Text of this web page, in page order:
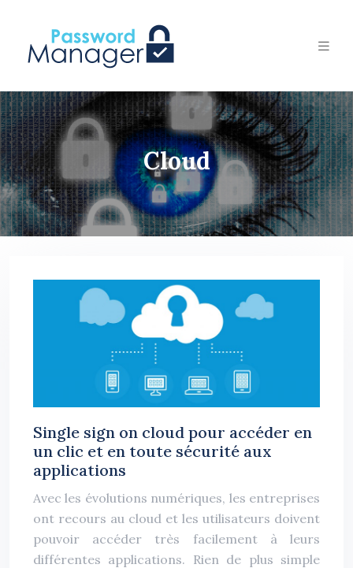
Cloud
Single sign on cloud pour accéder en
un clic et en toute sécurité aux
applications
Avec les évolutions numériques, les entreprises
ont recours au cloud et les utilisateurs doivent
pouvoir accéder très facilement à leurs
différentes applications. Rien de plus simple